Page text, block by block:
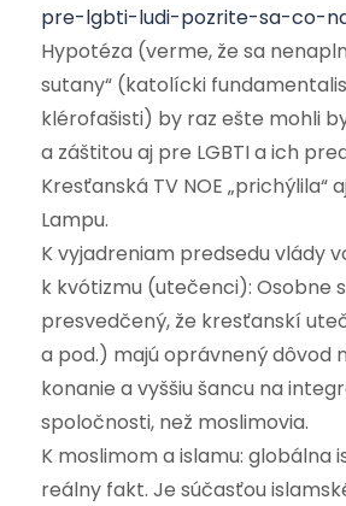
pre-lgbti-ludi-pozrite-sa-co-
Hypotéza (verme, že sa
sutany“ (katolícki
klérofašisti) by raz ešte mohli
a záštitou aj pre LGBTI a ich
Kresťanská TV NOE „prichýlila“
Lampu.
K vyjadreniam predsedu vlády
k kvótizmu (utečenci): Osobne
presvedčený, že kresťanskí
a pod.) majú oprávnený dôvod
konanie a vyššiu šancu na
spoločnosti, než moslimovia.
K moslimom a islamu: globálna
reálny fakt. Je súčasťou